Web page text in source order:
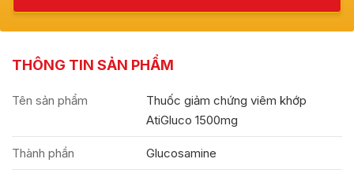
THÔNG TIN SẢN PHẨM
Tên sản phẩm
Thuốc giảm chứng viêm khớp
AtiGluco 1500mg
Thành phần Glucosamine